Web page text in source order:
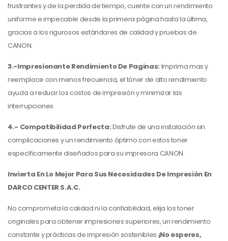
frustrantes y de la perdida de tiempo, cuente con un rendimiento
uniforme e impecable desde la primera página hasta la última,
gracias a los rigurosos estándares de calidad y pruebas de
CANON.
3.-Impresionante Rendimiento De Paginas: Imprima mas y
reemplace con menos frecuencia, el tóner de alto rendimiento
ayuda a reducir los costos de impresión y minimizar las
interrupciones
4.- Compatibilidad Perfecta:Disfrute de una instalación sin
complicaciones y un rendimiento óptimo con estos toner
específicamente diseñados para su impresora CANON.
Invierta En Lo Mejor Para Sus Necesidades De Impresión En
DARCO CENTER S.A.C.
No comprometa la calidad ni la confiabilidad, elija los toner
originales para obtener impresiones superiores, un rendimiento
constante y prácticas de impresión sostenibles ¡No esperes,